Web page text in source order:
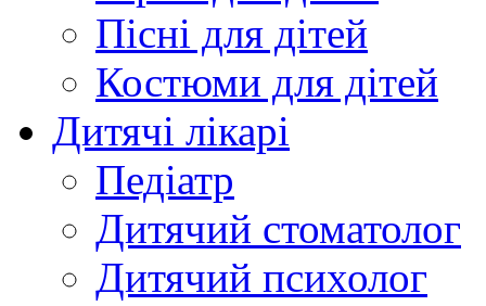
Пісні для дітей
Костюми для дітей
Дитячі лікарі
Педіатр
Дитячий стоматолог
Дитячий психолог